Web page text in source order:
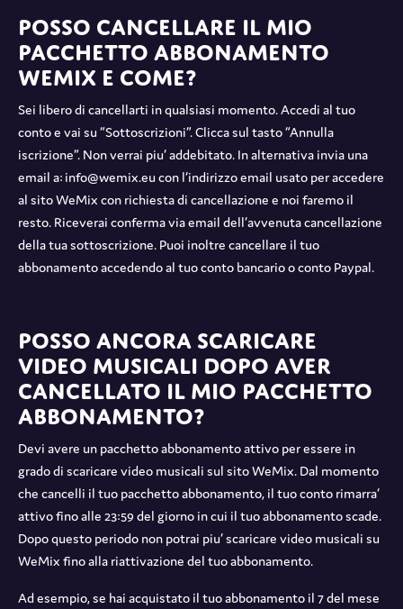
Posso cancellare il mio
pacchetto abbonamento
WeMix e come?
Sei libero di cancellarti in qualsiasi momento. Accedi al tuo
conto e vai su “Sottoscrizioni”. Clicca sul tasto “Annulla
iscrizione”. Non verrai piu’ addebitato. In alternativa invia una
email a: info@wemix.eu con l’indirizzo email usato per accedere
al sito WeMix con richiesta di cancellazione e noi faremo il
resto. Riceverai conferma via email dell’avvenuta cancellazione
della tua sottoscrizione. Puoi inoltre cancellare il tuo
abbonamento accedendo al tuo conto bancario o conto Paypal.
Posso ancora scaricare
video musicali dopo aver
cancellato il mio pacchetto
abbonamento?
Devi avere un pacchetto abbonamento attivo per essere in
grado di scaricare video musicali sul sito WeMix. Dal momento
che cancelli il tuo pacchetto abbonamento, il tuo conto rimarra’
attivo fino alle 23:59 del giorno in cui il tuo abbonamento scade.
Dopo questo periodo non potrai piu’ scaricare video musicali su
WeMix fino alla riattivazione del tuo abbonamento.
Ad esempio, se hai acquistato il tuo abbonamento il 7 del mese